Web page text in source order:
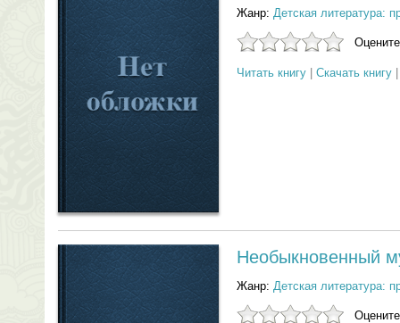
Жанр: Детская литература:
Читать книгу Скачать книгу
Необыкновенный
Жанр: Детская литература: